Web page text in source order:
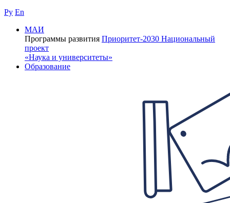
Ру En
МАИ
Программы развития Приоритет-2030 Национальный
проект
«Наука и университеты»
Образование